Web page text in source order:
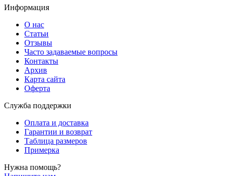
Информация
О нас
Статьи
Отзывы
Часто задаваемые вопросы
Контакты
Архив
Карта сайта
Оферта
Служба поддержки
Оплата и доставка
Гарантии и возврат
Таблица размеров
Примерка
Нужна помощь?